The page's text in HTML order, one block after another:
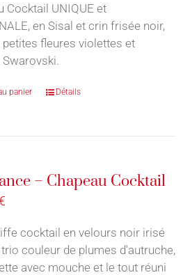
Cocktail UNIQUE et
en Sisal et crin frisée noir,
petites fleures violettes et
panier Détails
– Chapeau Cocktail
cocktail en velours noir irisé
couleur de plumes d'autruche,
avec mouche et le tout réuni